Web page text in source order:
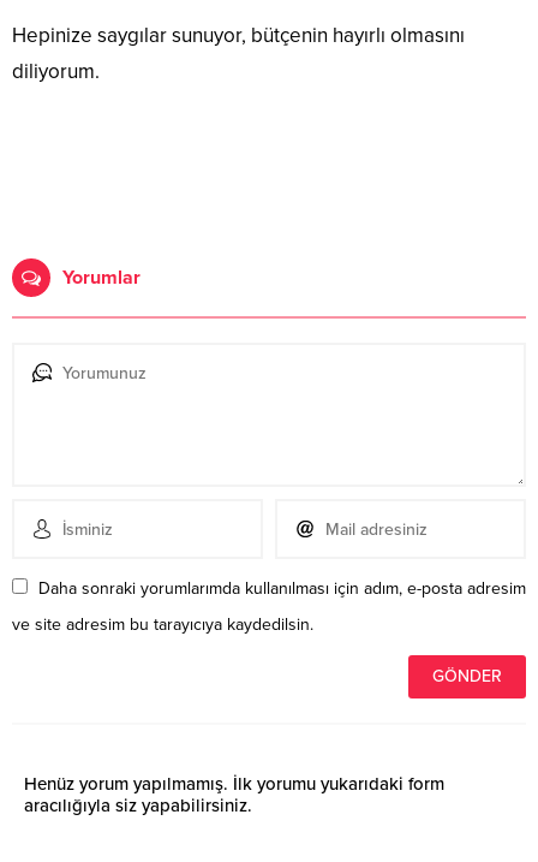
Hepinize saygılar sunuyor, bütçenin hayırlı olmasını
diliyorum.
Yorumlar
Daha sonraki yorumlarımda kullanılması için adım, e-posta adresim
ve site adresim bu tarayıcıya kaydedilsin.
Henüz yorum yapılmamış. İlk yorumu yukarıdaki form
aracılığıyla siz yapabilirsiniz.